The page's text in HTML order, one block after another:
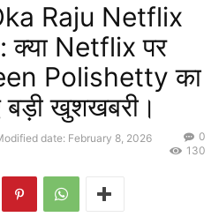
Raju Netflix
Netflix पर
Polishetty का
खुशखबरी।
date: February 8, 2026
0
130